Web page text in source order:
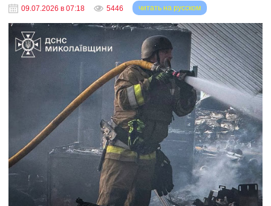
09.07.2026 в 07:18 5446 читать на русском